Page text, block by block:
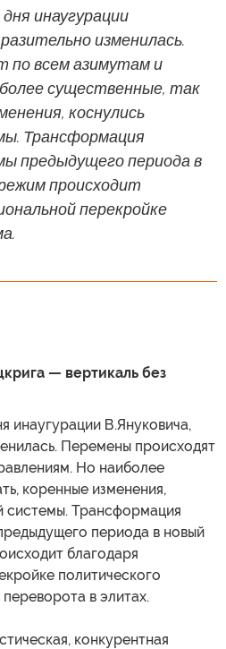
инаугурации
изменилась.
по всем азимутам и
существенные, так
коснулись
Трансформация
предыдущего периода в
происходит
перекройке
— вертикаль без
инаугурации В.Януковича,
Перемены происходят
Но наиболее
коренные изменения,
системы. Трансформация
периода в новый
благодаря
политического
в элитах.
конкурентная